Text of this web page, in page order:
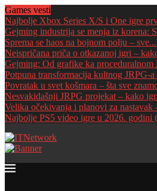
Games vesti
Najbolje Xbox Series X/S i One igre
Gejming industrija se menja iz korena:
Sprema se haos na bojnom polju – sve...
Neispričana priča o otkazanoj igri –
Gejming: Od grafike ka proceduralnom
Potpuna transformacija kultnog JRPG-
Povratak u svet košmara – šta sve
Nesvakidašnji JRPG projekat – kako
Velika očekivanja i planovi za nastavak
Najbolje PS5 video igre u 2026. godini